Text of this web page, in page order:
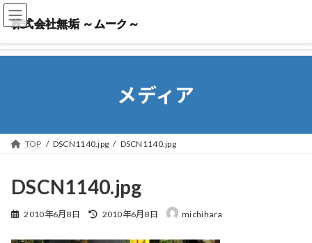
株式会社無垢 ～ムーク～
株式会社無垢 ～ムーク～
メディア
TOP DSCN1140.jpg DSCN1140.jpg
DSCN1140.jpg
2010年6月8日
最
2010年6月8日 michihara